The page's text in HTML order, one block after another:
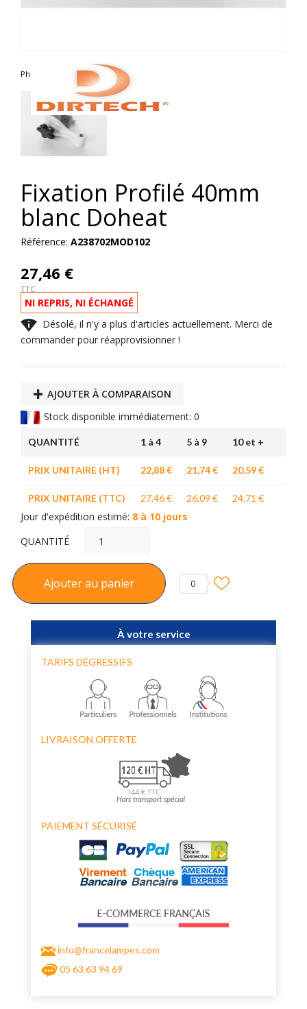
Photo non contractuelle
Fixation Profilé 40mm
blanc Doheat
Référence: A238702MOD102
27,46 €
TTC
NI REPRIS, NI ÉCHANGÉ
 Désolé, il n'y a plus d'articles actuellement. Merci de
commander pour réapprovisionner !
AJOUTER À COMPARAISON
Stock disponible immédiatement: 0
QUANTITÉ 1 à 4 5 à 9 10 et +
PRIX UNITAIRE (HT) 22,88 € 21,74 € 20,59 €
PRIX UNITAIRE (TTC) 27,46 € 26,09 € 24,71 €
Jour d'expédition estimé: 8 à 10 jours
QUANTITÉ
Ajouter au panier 0
À votre service
TARIFS DÉGRESSIFS
LIVRAISON OFFERTE
PAIEMENT SÉCURISÉ
info@francelampes.com
05 63 63 94 69